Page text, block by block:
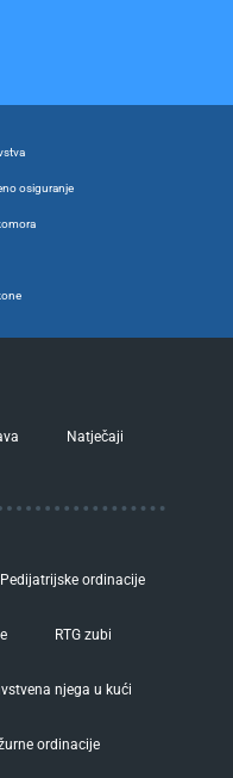
osiguranje
Natječaji
Pedijatrijske ordinacije
RTG zubi
njega u kući
ordinacije